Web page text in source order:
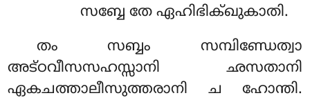
സബ്ബേ തേ ഏഹിഭിക്ഖുകാതി.
തം സബ്ബം സമ്പിണ്ഡേത്വാ
അട്ഠവീസസഹസ്സാനി ഛസതാനി
ഏകചത്താലീസുത്തരാനി ച ഹോന്തി.